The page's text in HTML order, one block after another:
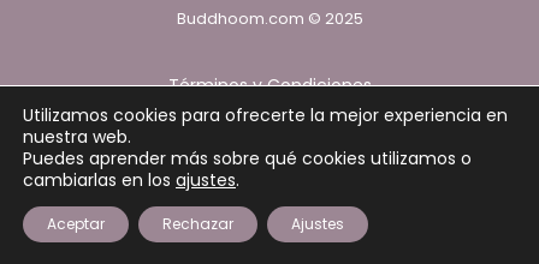
Buddhoom.com © 2025
Términos y Condiciones
Política de Privacidad
Utilizamos cookies para ofrecerte la mejor experiencia en
nuestra web.
Puedes aprender más sobre qué cookies utilizamos o
cambiarlas en los ajustes.
Aceptar Rechazar Ajustes